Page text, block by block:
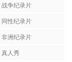
战争纪录片
同性纪录片
非洲纪录片
真人秀